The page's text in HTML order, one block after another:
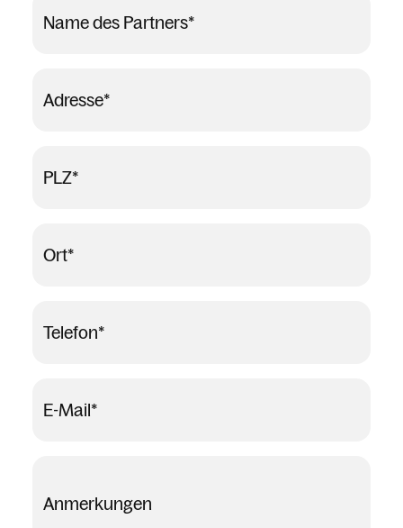
Name des Partners*
Adresse*
PLZ*
Ort*
Telefon*
E-Mail*
Anmerkungen